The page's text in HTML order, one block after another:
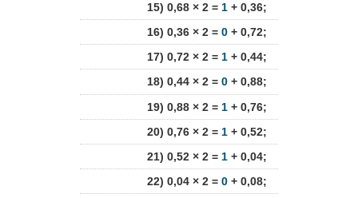
15) 0,68 × 2 = 1 + 0,36;
16) 0,36 × 2 = 0 + 0,72;
17) 0,72 × 2 = 1 + 0,44;
18) 0,44 × 2 = 0 + 0,88;
19) 0,88 × 2 = 1 + 0,76;
20) 0,76 × 2 = 1 + 0,52;
21) 0,52 × 2 = 1 + 0,04;
22) 0,04 × 2 = 0 + 0,08;